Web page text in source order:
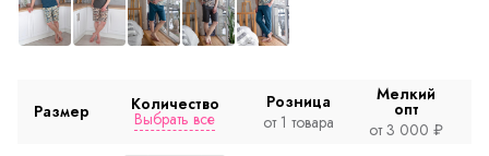
Размер Количество
Выбрать все
Розница
от 1 товара
Мелкий
опт
от 3 000 ₽